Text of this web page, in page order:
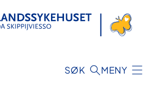
SØK MENY